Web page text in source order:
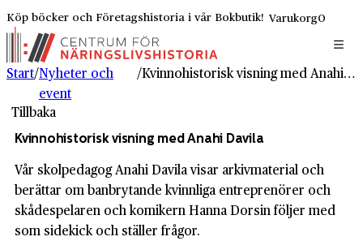
Köp böcker och Företagshistoria i vår Bokbutik! Varukorg0
Start/Nyheter och
event
/ Kvinnohistorisk visning med Anahi Davila
Tillbaka
Kvinnohistorisk visning med Anahi Davila
Vår skolpedagog Anahi Davila visar arkivmaterial och
berättar om banbrytande kvinnliga entreprenörer och
skådespelaren och komikern Hanna Dorsin följer med
som sidekick och ställer frågor.